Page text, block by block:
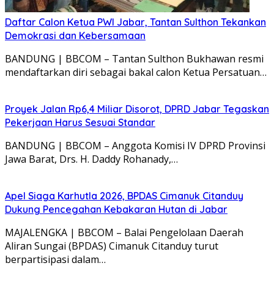
Daftar Calon Ketua PWI Jabar, Tantan Sulthon Tekankan
Demokrasi dan Kebersamaan
BANDUNG | BBCOM – Tantan Sulthon Bukhawan resmi
mendaftarkan diri sebagai bakal calon Ketua Persatuan…
Proyek Jalan Rp6,4 Miliar Disorot, DPRD Jabar Tegaskan
Pekerjaan Harus Sesuai Standar
BANDUNG | BBCOM – Anggota Komisi IV DPRD Provinsi
Jawa Barat, Drs. H. Daddy Rohanady,…
Apel Siaga Karhutla 2026, BPDAS Cimanuk Citanduy
Dukung Pencegahan Kebakaran Hutan di Jabar
MAJALENGKA | BBCOM – Balai Pengelolaan Daerah
Aliran Sungai (BPDAS) Cimanuk Citanduy turut
berpartisipasi dalam…